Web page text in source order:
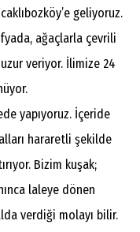
geliyoruz.
ağaçlarla çevrili
veriyor. İlimize 24
yapıyoruz. İçeride
hararetli şekilde
Bizim kuşak;
laleye dönen
verdiği molayı bilir.